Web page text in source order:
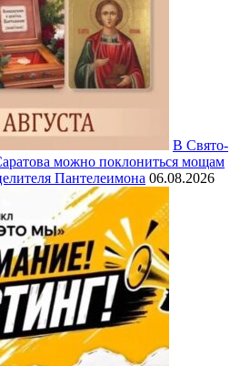
В Свято-
можно поклониться мощам
Пантелеимона 06.08.2026